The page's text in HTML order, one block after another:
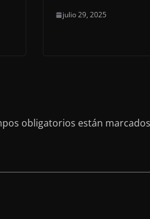
julio 29, 2025
obligatorios están